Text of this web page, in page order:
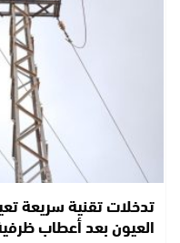
تدخلات تقنية سريعة
العيون بعد أعطاب